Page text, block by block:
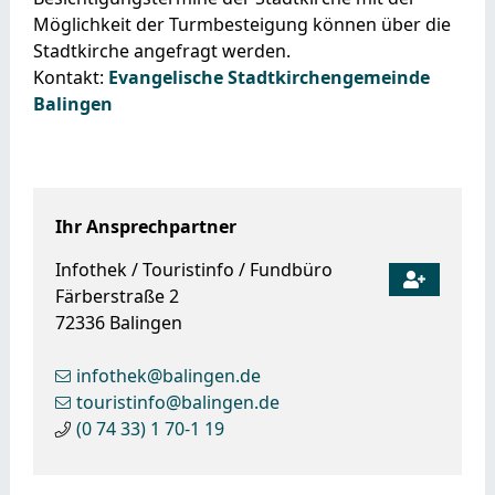
Ihr Ansprechpartner
Infothek / Touristinfo / Fundbüro
Färberstraße 2
72336 Balingen
infothek@balingen.de
touristinfo@balingen.de
(07433) 1 70-1 19
Möglichkeit der Turmbesteigung können über die
Stadtkirche angefragt werden.
Kontakt: Evangelische Stadtkirchengemeinde
Balingen